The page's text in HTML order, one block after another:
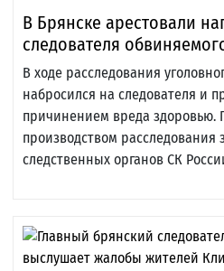
В Брянске арестовали
следователя
В ходе расследования
набросился на следователя и
причинением вреда здоровью.
производством расследования
следственных органов СК